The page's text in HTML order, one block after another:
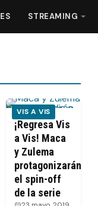
STREAMING
VIS A VIS
¡Regresa Vis
a Vis! Maca
y Zulema
protagonizarán
el spin-off
de la serie